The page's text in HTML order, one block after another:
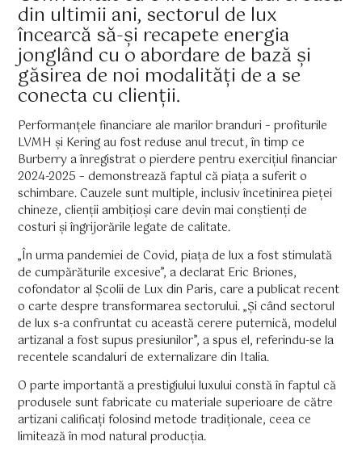
din ultimii ani, sectorul de lux
încearcă să-și recapete energia
jonglând cu o abordare de bază și
găsirea de noi modalități de a se
conecta cu clienții.
Performanțele financiare ale marilor branduri – profiturile
LVMH și Kering au fost reduse anul trecut, în timp ce
Burberry a înregistrat o pierdere pentru exercițiul financiar
2024-2025 – demonstrează faptul că piața a suferit o
schimbare. Cauzele sunt multiple, inclusiv încetinirea pieței
chineze, clienții ambițioși care devin mai conștienți de
costuri și îngrijorările legate de calitate.
„În urma pandemiei de Covid, piața de lux a fost stimulată
de cumpărăturile excesive”, a declarat Eric Briones,
cofondator al Școlii de Lux din Paris, care a publicat recent
o carte despre transformarea sectorului. „Și când sectorul
de lux s-a confruntat cu această cerere puternică, modelul
artizanal a fost supus presiunilor”, a spus el, referindu-se la
recentele scandaluri de externalizare din Italia.
O parte importantă a prestigiului luxului constă în faptul că
produsele sunt fabricate cu materiale superioare de către
artizani calificați folosind metode tradiționale, ceea ce
limitează în mod natural producția.